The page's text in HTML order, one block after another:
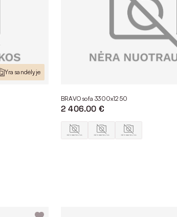
Yra sandėlyje
BRAVO sofa 3300x1250
2 406.00 €